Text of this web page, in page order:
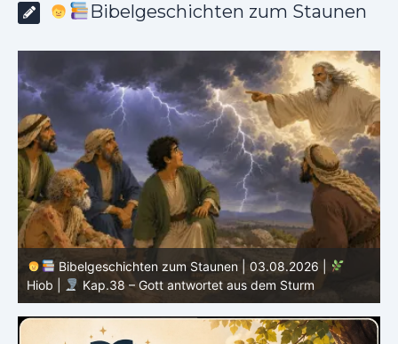
Bibelgeschichten zum Staunen
Bibelgeschichten zum Staunen | 02.08.2026 |
Hiob |
Kap.37 – Elihu staunt über Gottes Stimme im
Donner